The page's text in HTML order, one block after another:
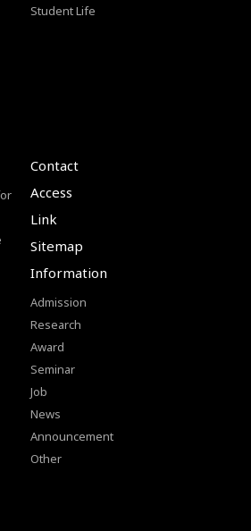
Student Life
Contact
Access
Link
Sitemap
Information
Admission
Research
Award
Seminar
Job
News
Announcement
Other